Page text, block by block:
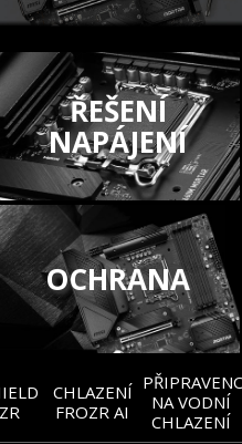
ŘEŠENÍ
NAPÁJENÍ
OCHRANA
CHLAZENÍ
FROZR AI
NA VODNÍ
CHLAZENÍ